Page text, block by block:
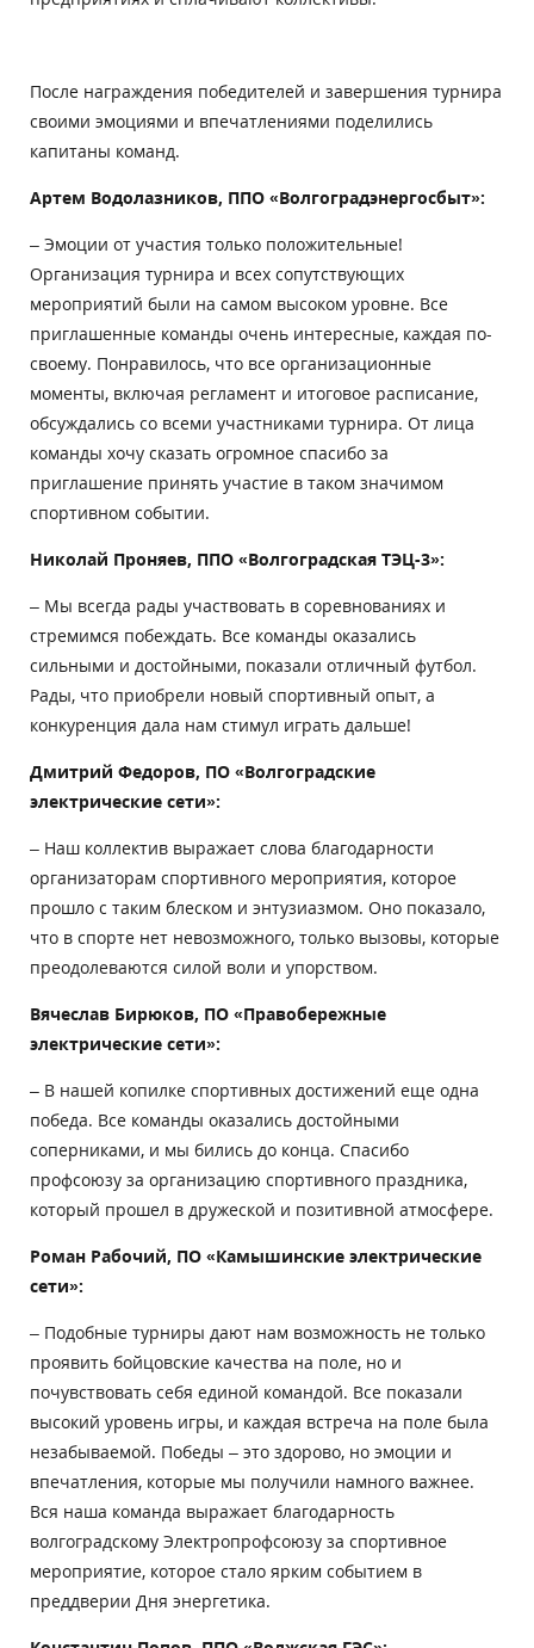
После награждения победителей и завершения турнира
своими эмоциями и впечатлениями поделились
капитаны команд.
Артем Водолазников, ППО «Волгоградэнергосбыт»:
– Эмоции от участия только положительные!
Организация турнира и всех сопутствующих
мероприятий были на самом высоком уровне. Все
приглашенные команды очень интересные, каждая по-
своему. Понравилось, что все организационные
моменты, включая регламент и итоговое расписание,
обсуждались со всеми участниками турнира. От лица
команды хочу сказать огромное спасибо за
приглашение принять участие в таком значимом
спортивном событии.
Николай Проняев, ППО «Волгоградская ТЭЦ-3»:
– Мы всегда рады участвовать в соревнованиях и
стремимся побеждать. Все команды оказались
сильными и достойными, показали отличный футбол.
Рады, что приобрели новый спортивный опыт, а
конкуренция дала нам стимул играть дальше!
Дмитрий Федоров, ПО «Волгоградские
электрические сети»:
– Наш коллектив выражает слова благодарности
организаторам спортивного мероприятия, которое
прошло с таким блеском и энтузиазмом. Оно показало,
что в спорте нет невозможного, только вызовы, которые
преодолеваются силой воли и упорством.
Вячеслав Бирюков, ПО «Правобережные
электрические сети»:
– В нашей копилке спортивных достижений еще одна
победа. Все команды оказались достойными
соперниками, и мы бились до конца. Спасибо
профсоюзу за организацию спортивного праздника,
который прошел в дружеской и позитивной атмосфере.
Роман Рабочий, ПО «Камышинские электрические
сети»:
– Подобные турниры дают нам возможность не только
проявить бойцовские качества на поле, но и
почувствовать себя единой командой. Все показали
высокий уровень игры, и каждая встреча на поле была
незабываемой. Победы – это здорово, но эмоции и
впечатления, которые мы получили намного важнее.
Вся наша команда выражает благодарность
волгоградскому Электропрофсоюзу за спортивное
мероприятие, которое стало ярким событием в
преддверии Дня энергетика.